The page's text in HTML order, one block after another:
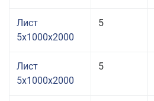
Лист
5x1000x2000
5
Лист
5x1000x2000
5